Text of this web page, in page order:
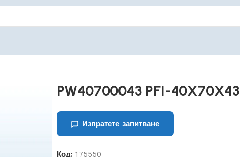
PW40700043 PFI-40X70X43
Изпратете запитване
Код: 175550